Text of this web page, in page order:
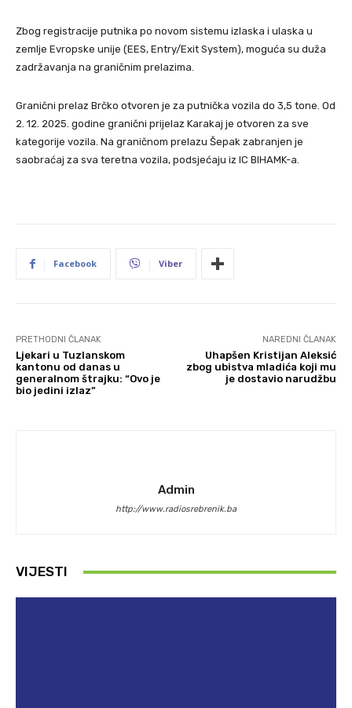
Zbog registracije putnika po novom sistemu izlaska i ulaska u
zemlje Evropske unije (EES, Entry/Exit System), moguća su duža
zadržavanja na graničnim prelazima.
Granični prelaz Brčko otvoren je za putnička vozila do 3,5 tone. Od
2. 12. 2025. godine granični prijelaz Karakaj je otvoren za sve
kategorije vozila. Na graničnom prelazu Šepak zabranjen je
saobraćaj za sva teretna vozila, podsjećaju iz IC BIHAMK-a.
Facebook Viber
PRETHODNI ČLANAK
Ljekari u Tuzlanskom
kantonu od danas u
generalnom štrajku: “Ovo je
bio jedini izlaz”
NAREDNI ČLANAK
Uhapšen Kristijan Aleksić
zbog ubistva mladića koji mu
je dostavio narudžbu
Admin
http://www.radiosrebrenik.ba
VIJESTI